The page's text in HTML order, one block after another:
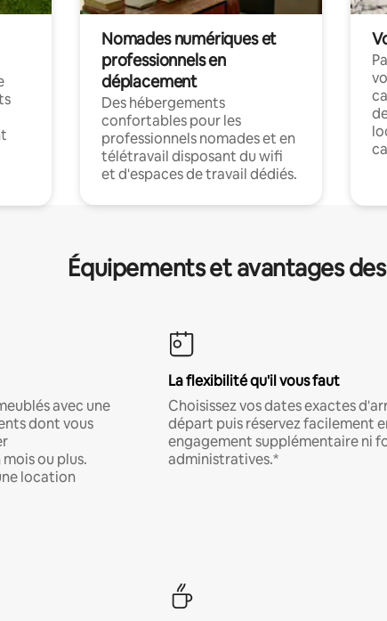
Nomades numériques et
professionnels en
déplacement
Des hébergements
confortables pour les
professionnels nomades et en
télétravail disposant du wifi
et d'espaces de travail dédiés.
Équipements et avantages
avec une
dont vous
ou plus.
location
La flexibilité qu'il vous faut
Choisissez vos dates exactes
départ puis réservez facilement
engagement supplémentaire ni
administratives.*